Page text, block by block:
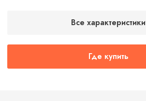
Все характеристики
Где купить